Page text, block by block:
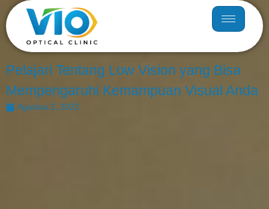
Pelajari Tentang Low Vision yang Bisa
Mempengaruhi Kemampuan Visual Anda
Agustus 2, 2022